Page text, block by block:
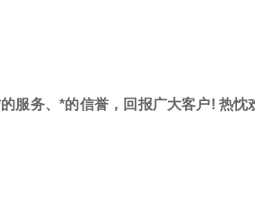
服务、*的信誉，回报广大客户! 热忱